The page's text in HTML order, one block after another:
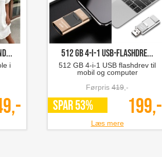
i
512 GB 4-i-1 USB-flashdre...
512 GB 4-i-1 USB flashdrev til
mobil og computer
Førpris419 ,-
SPAR 53% 199,-
Læs mere